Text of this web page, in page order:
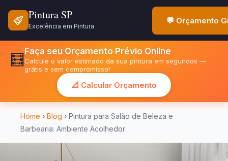
Pintura SP
Excelência em Pintura
💬 Orçamento
🧮 Faça seu Orçamento Prévio Online
Calcule o valor estimado da sua pintura em segundos —
grátis e sem compromisso!
📐 Calcular Orçamento
Home › Blog › Pintura para Salão de Beleza e
Barbearia: Ambiente Acolhedor